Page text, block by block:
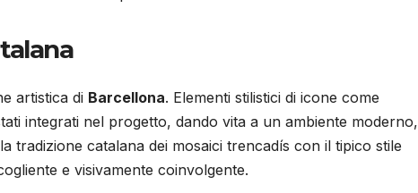
artistica di Barcellona. Elementi stilistici di icone come
integrati nel progetto, dando vita a un ambiente moderno,
tradizione catalana dei mosaici trencadís con il tipico stile
e visivamente coinvolgente.